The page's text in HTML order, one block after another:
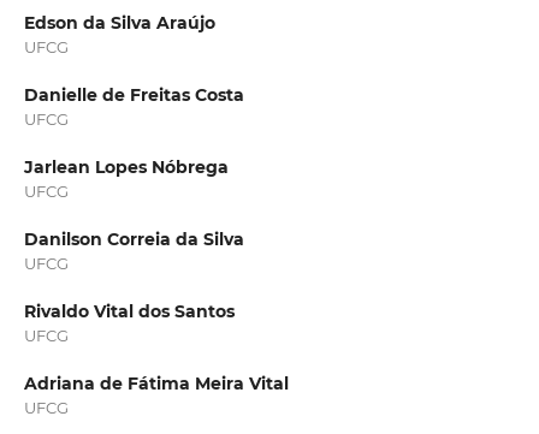
Edson da Silva Araújo
UFCG
Danielle de Freitas Costa
UFCG
Jarlean Lopes Nóbrega
UFCG
Danilson Correia da Silva
UFCG
Rivaldo Vital dos Santos
UFCG
Adriana de Fátima Meira Vital
UFCG